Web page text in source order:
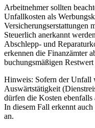
Arbeitnehmer sollten
Unfallkosten als
Versicherungserstattungen
Steuerlich anerkannt
Abschlepp- und
erkennen die Finanzämter
buchungsmäßigen
Hinweis: Sofern der Unfall
Auswärtstätigkeit
dürfen die Kosten ebenfalls
In diesem Fall erkennt
an.